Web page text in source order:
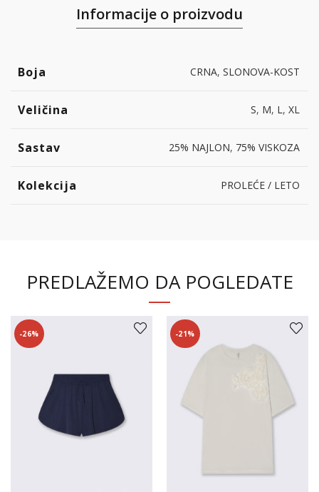
Informacije o proizvodu
Boja CRNA, SLONOVA-KOST
Veličina S, M, L, XL
Sastav 25% NAJLON, 75% VISKOZA
Kolekcija PROLEĆE / LETO
PREDLAŽEMO DA POGLEDATE
-26% -21%